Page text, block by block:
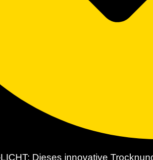
Dieses innovative